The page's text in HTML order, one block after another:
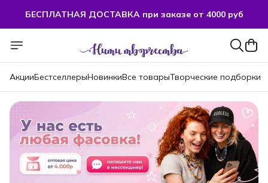
БЕСПЛАТНАЯ ДОСТАВКА при заказе от 4000 руб
АкцииБестселлерыНовинкиВсе товарыТворческие подборки